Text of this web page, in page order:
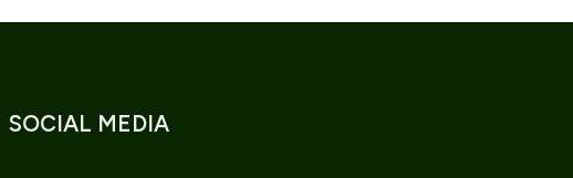
SOCIAL MEDIA